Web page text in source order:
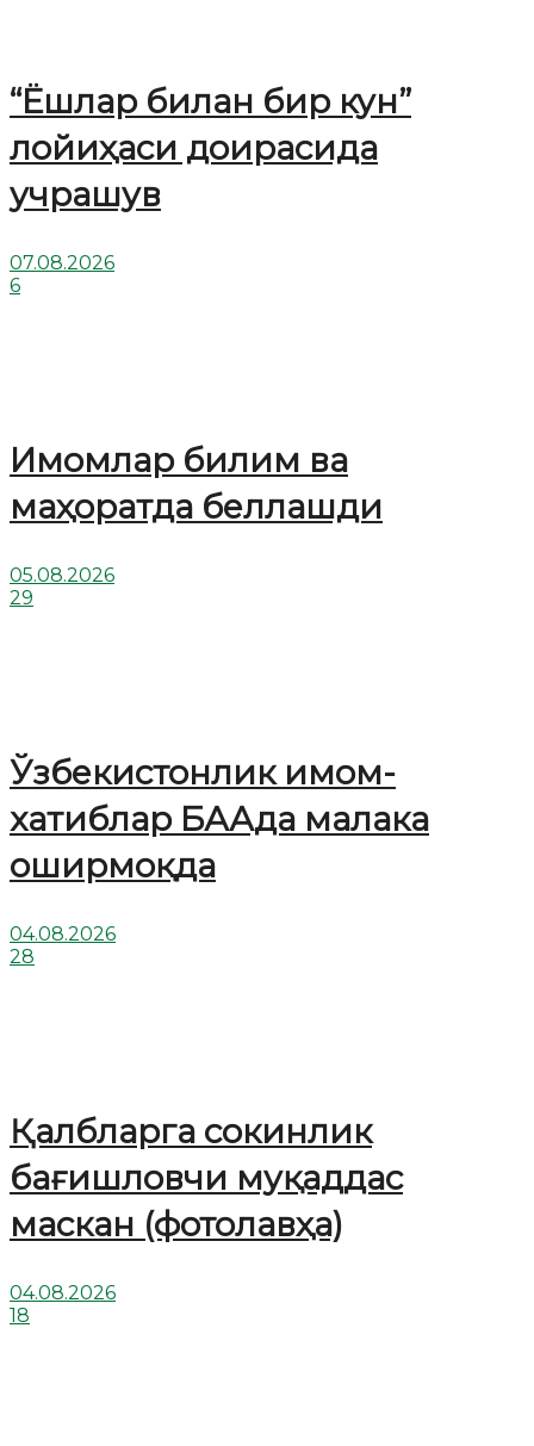
“Ёшлар билан бир кун”
лойиҳаси доирасида
учрашув
07.08.2026
6
Имомлар билим ва
маҳоратда беллашди
05.08.2026
29
Ўзбекистонлик имом-
хатиблар БААда малака
оширмоқда
04.08.2026
28
Қалбларга сокинлик
бағишловчи муқаддас
маскан (фотолавҳа)
04.08.2026
18